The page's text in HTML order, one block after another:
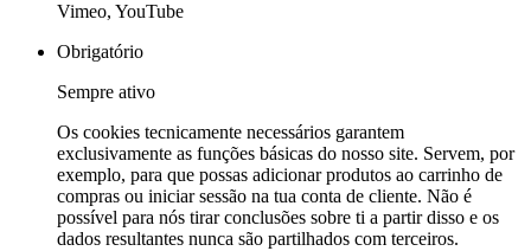
Vimeo, YouTube
Obrigatório
Sempre ativo
Os cookies tecnicamente necessários garantem
exclusivamente as funções básicas do nosso site. Servem, por
exemplo, para que possas adicionar produtos ao carrinho de
compras ou iniciar sessão na tua conta de cliente. Não é
possível para nós tirar conclusões sobre ti a partir disso e os
dados resultantes nunca são partilhados com terceiros.